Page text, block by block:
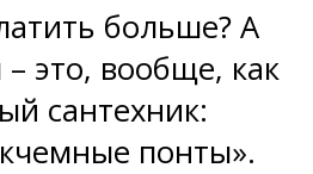
больше? А
это, вообще, как
сантехник:
понты».